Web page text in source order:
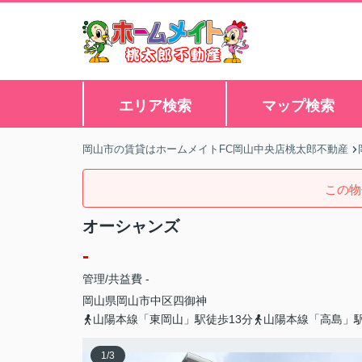
エリア検索 マップ検索
岡山市の賃貸はホームメイトFC岡山中央店桃太郎不動産
この
オーシャンズ
-
管理/共益費 -
岡山県岡山市中区四御神
山陽本線「東岡山」駅徒歩13分
山陽本線「高島」
1/3